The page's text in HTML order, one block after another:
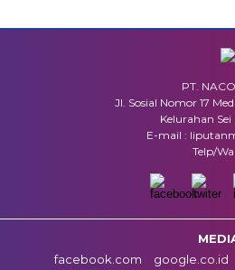
PT.
Jl. Sosial Nomor 17
Kelurahan
E-mail :
Telp/
facebook.com
google.co.id